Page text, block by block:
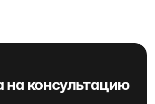
на консультацию